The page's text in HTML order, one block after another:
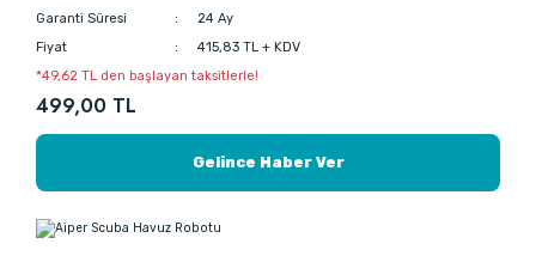
Garanti Süresi
24 Ay
Fiyat
415,83 TL + KDV
*49,62 TL den başlayan taksitlerle!
499,00 TL
Gelince Haber Ver